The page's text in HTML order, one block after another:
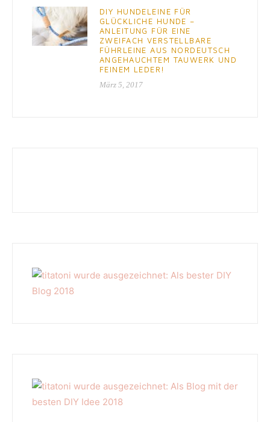
DIY HUNDELEINE FÜR
GLÜCKLICHE HUNDE –
ANLEITUNG FÜR EINE
ZWEIFACH VERSTELLBARE
FÜHRLEINE AUS NORDEUTSCH
ANGEHAUCHTEM TAUWERK UND
FEINEM LEDER!
März 5, 2017